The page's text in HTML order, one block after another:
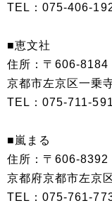
TEL：075-406-
■恵文社
住所：〒606-8184
京都市左京区一乗
TEL：075-711-
■嵐まる
住所：〒606-8392
京都府京都市左京
TEL：075-761-